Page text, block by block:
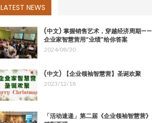
LATEST NEWS
(中文) 掌握销售艺术，穿越经济周期——
企业家智慧营用“业绩”给你答案
2024/08/30
(中文) 【企业领袖智慧营】圣诞欢聚
2023/12/18
「活动速递」第二届《企业领袖智慧营》